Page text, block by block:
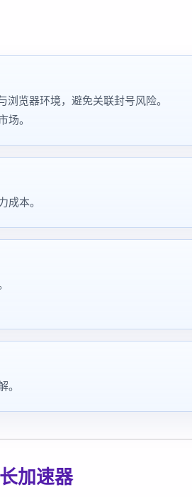
览器环境，避免关联封号风险。
场。
成本。
。
加速器